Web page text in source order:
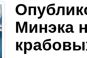
Минэка